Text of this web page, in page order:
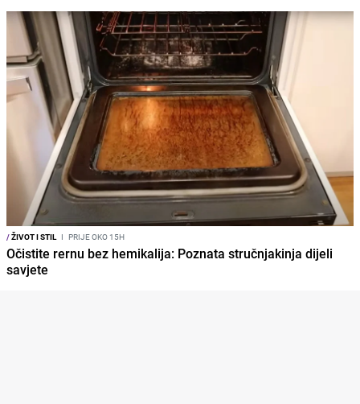
/ŽIVOT I STIL I PRIJE OKO 15H
Očistite rernu bez hemikalija: Poznata stručnjakinja dijeli
savjete